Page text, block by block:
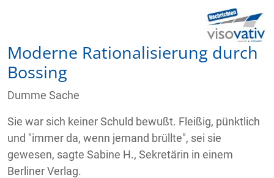
Moderne Rationalisierung durch
Bossing
Dumme Sache
Sie war sich keiner Schuld bewußt. Fleißig, pünktlich
und "immer da, wenn jemand brüllte", sei sie
gewesen, sagte Sabine H., Sekretärin in einem
Berliner Verlag.